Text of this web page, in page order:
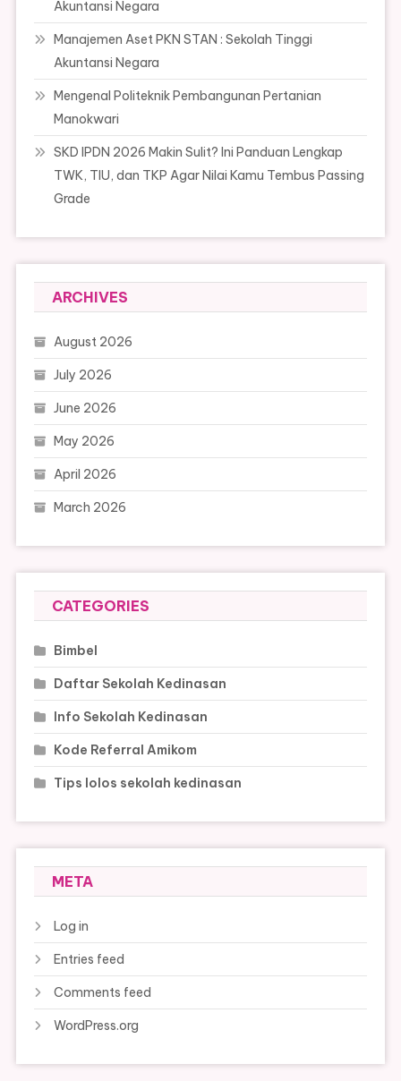
Akuntansi Negara
Manajemen Aset PKN STAN : Sekolah Tinggi
Akuntansi Negara
Mengenal Politeknik Pembangunan Pertanian
Manokwari
SKD IPDN 2026 Makin Sulit? Ini Panduan Lengkap
TWK, TIU, dan TKP Agar Nilai Kamu Tembus Passing
Grade
ARCHIVES
August 2026
July 2026
June 2026
May 2026
April 2026
March 2026
CATEGORIES
Bimbel
Daftar Sekolah Kedinasan
Info Sekolah Kedinasan
Kode Referral Amikom
Tips lolos sekolah kedinasan
META
Log in
Entries feed
Comments feed
WordPress.org